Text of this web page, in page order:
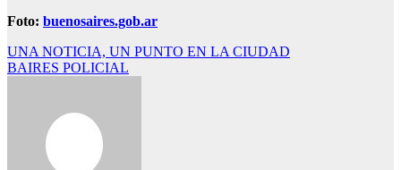
Foto: buenosaires.gob.ar
Navegación
de
UNA NOTICIA, UN PUNTO EN LA CIUDAD
BAIRES POLICIAL